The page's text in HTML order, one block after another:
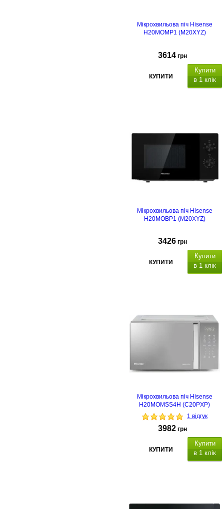
Мікрохвильова піч Hisense
H20MOMP1 (M20XYZ)
3614 грн
КУПИТИ
Купити
в 1 клік
Мікрохвильова піч Hisense
H20MOBP1 (M20XYZ)
3426 грн
КУПИТИ
Купити
в 1 клік
Мікрохвильова піч Hisense
H20MOMSS4H (C20PXP)
1 відгук
3982 грн
КУПИТИ
Купити
в 1 клік